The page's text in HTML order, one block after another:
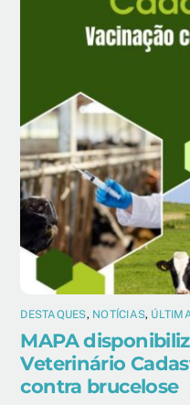
DESTAQUES, NOTÍCIAS,
MAPA
Veterinário
contra brucelose